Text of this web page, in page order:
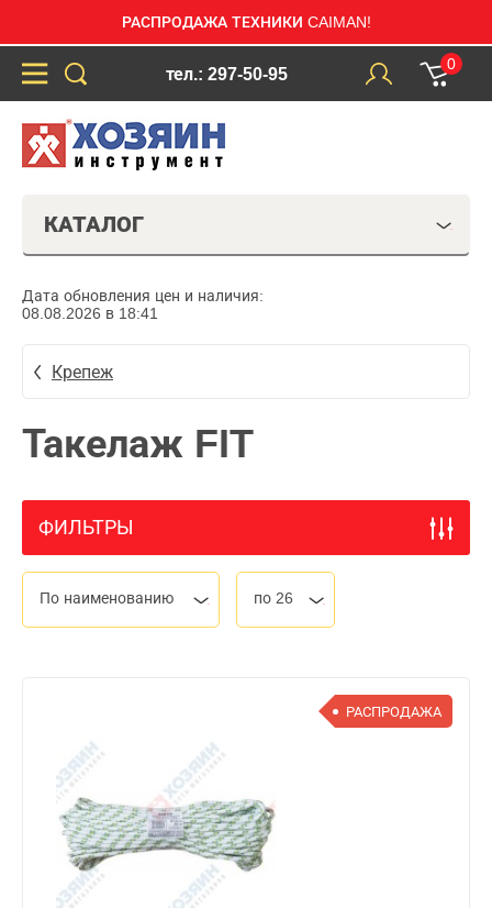
РАСПРОДАЖА ТЕХНИКИ CAIMAN!
тел.: 297-50-95
0
КАТАЛОГ
Дата обновления цен и наличия:
08.08.2026 в 18:41
Крепеж
Такелаж FIT
ФИЛЬТРЫ
По наименованию по 26
РАСПРОДАЖА